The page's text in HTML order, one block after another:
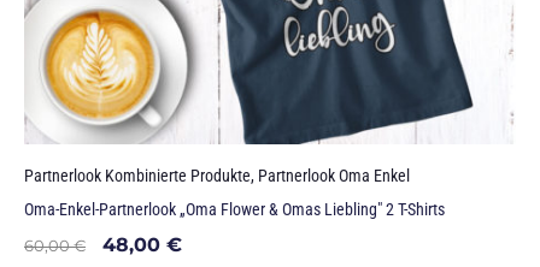
Partnerlook Kombinierte Produkte, Partnerlook Oma Enkel
Oma-Enkel-Partnerlook „Oma Flower & Omas Liebling" 2 T-Shirts
60,00€ 48,00 €